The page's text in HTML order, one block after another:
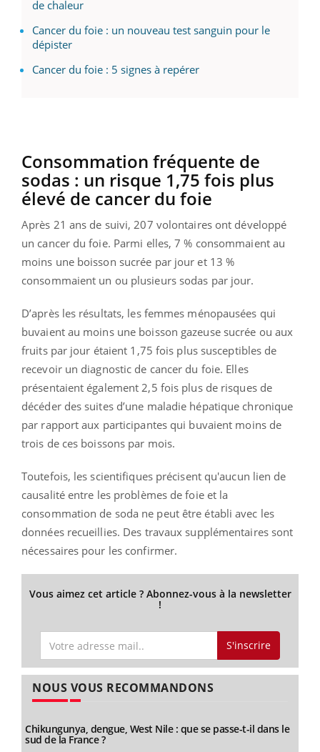
de chaleur
Cancer du foie : un nouveau test sanguin pour le
dépister
Cancer du foie : 5 signes à repérer
Consommation fréquente de
sodas : un risque 1,75 fois plus
élevé de cancer du foie
Après 21 ans de suivi, 207 volontaires ont développé
un cancer du foie. Parmi elles, 7 % consommaient au
moins une boisson sucrée par jour et 13 %
consommaient un ou plusieurs sodas par jour.
D’après les résultats, les femmes ménopausées qui
buvaient au moins une boisson gazeuse sucrée ou aux
fruits par jour étaient 1,75 fois plus susceptibles de
recevoir un diagnostic de cancer du foie. Elles
présentaient également 2,5 fois plus de risques de
décéder des suites d’une maladie hépatique chronique
par rapport aux participantes qui buvaient moins de
trois de ces boissons par mois.
Toutefois, les scientifiques précisent qu'aucun lien de
causalité entre les problèmes de foie et la
consommation de soda ne peut être établi avec les
données recueillies. Des travaux supplémentaires sont
nécessaires pour les confirmer.
Vous aimez cet article ? Abonnez-vous à la newsletter
!
S'inscrire
NOUS VOUS RECOMMANDONS
Chikungunya, dengue, West Nile : que se passe-t-il dans le
sud de la France ?